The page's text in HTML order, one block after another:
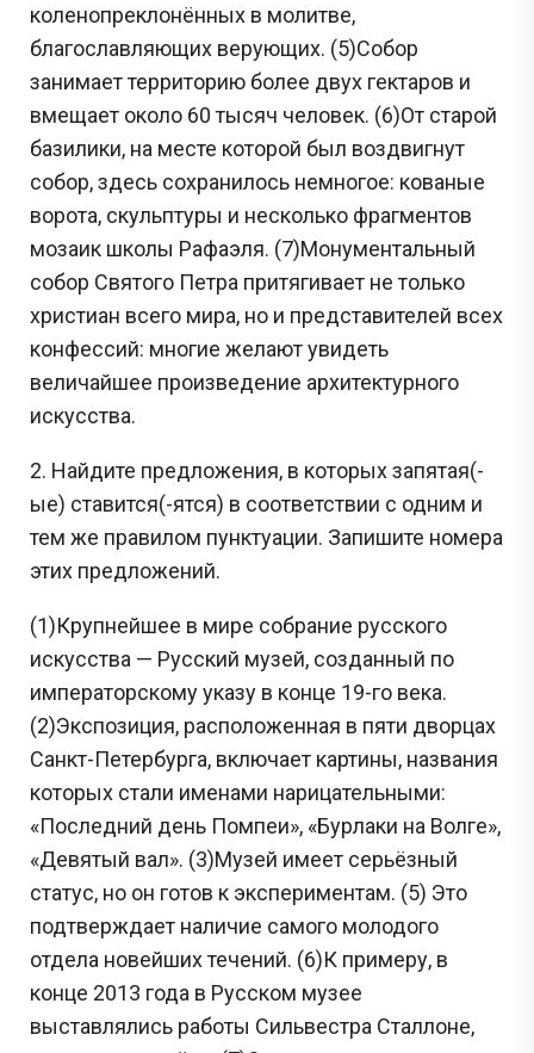
коленопреклонённых в молитве,
благославляющих верующих. (5)Собор
занимает территорию более двух гектаров и
вмещает около 60 тысяч человек. (6)От старой
базилики, на месте которой был воздвигнут
собор, здесь сохранилось немногое: кованые
ворота, скульптуры и несколько фрагментов
мозаик школы Рафаэля. (7)Монументальный
собор Святого Петра притягивает не только
христиан всего мира, но и представителей всех
конфессий: многие желают увидеть
величайшее произведение архитектурного
искусства.
2. Найдите предложения, в которых запятая(-
ые) ставится(-ятся) в соответствии с одним и
тем же правилом пунктуации. Запишите номера
этих предложений.
(1)Крупнейшее в мире собрание русского
искусства — Русский музей, созданный по
императорскому указу в конце 19-го века.
(2)Экспозиция, расположенная в пяти дворцах
Санкт-Петербурга, включает картины, названия
которых стали именами нарицательными:
«Последний день Помпеи», «Бурлаки на Волге»,
«Девятый вал». (3)Музей имеет серьёзный
статус, но он готов к экспериментам. (5) Это
подтверждает наличие самого молодого
отдела новейших течений. (6)К примеру, в
конце 2013 года в Русском музее
выставлялись работы Сильвестра Сталлоне,
Сливы ЕГЭ в Telegram
*
Подпишись и получай бесплатно
задания с Дальнего востока!